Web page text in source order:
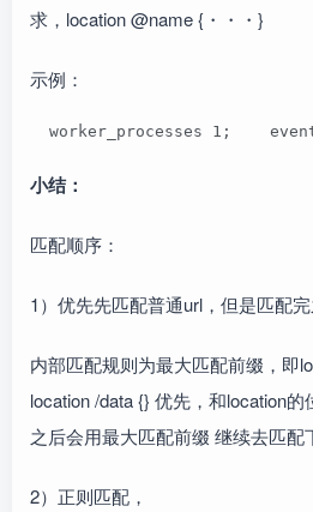
求，location @name {・・・}
示例：
worker_processes 1;
小结：
匹配顺序：
1）优先先匹配普通url，但是匹配
内部匹配规则为最大匹配前缀，即
location /data {} 优先，和location
之后会用最大匹配前缀 继续去匹配
2）正则匹配，